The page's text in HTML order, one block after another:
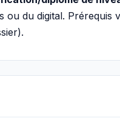
ou du digital. Prérequis